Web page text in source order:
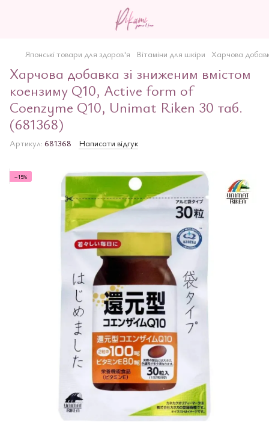
Японські товари для здоров'я Вітаміни для шкіри Харчова
Харчова добавка зі зниженим вмістом
коензиму Q10, Active form of
Coenzyme Q10, Unimat Riken 30 таб.
(681368)
Артикул: 681368 Написати відгук
−15%